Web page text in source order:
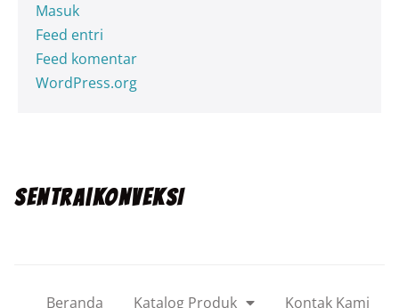
Masuk
Feed entri
Feed komentar
WordPress.org
SENTRA|KONVEKSI
Beranda Katalog Produk Kontak Kami